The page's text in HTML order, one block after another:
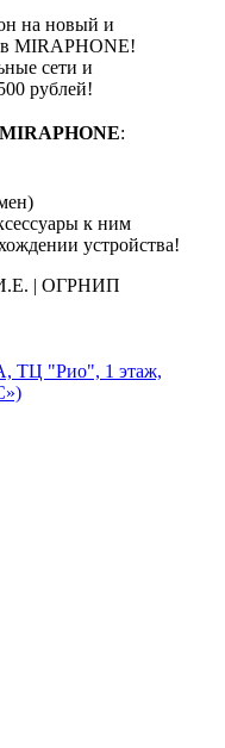
на новый и
в MIRAPHONE!
сети и
рублей!
MIRAPHONE:
к ним
устройства!
И.Е. | ОГРНИП
ТЦ "Рио", 1 этаж,